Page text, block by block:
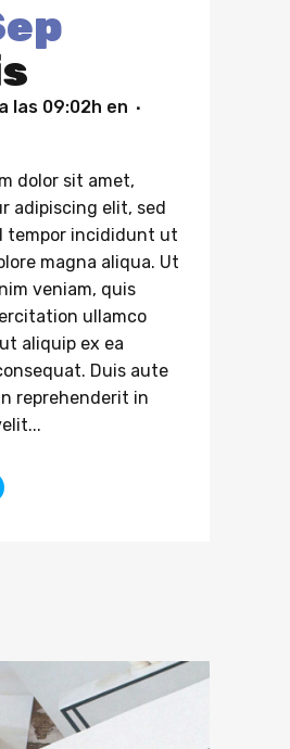
las 09:02h en
dolor sit amet,
adipiscing elit, sed
tempor incididunt ut
magna aliqua. Ut
veniam, quis
ullamco
aliquip ex ea
Duis aute
reprehenderit in